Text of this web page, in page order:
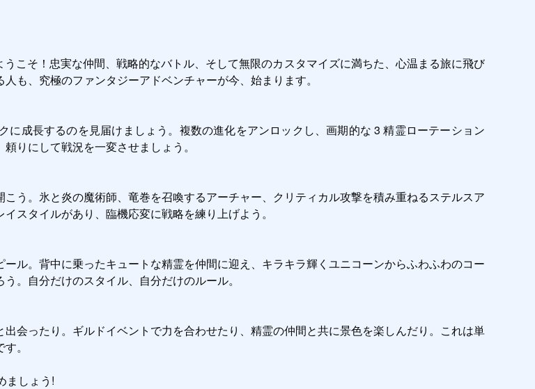
こそ！忠実な仲間、戦略的なバトル、そして無限のカスタマイズに満ちた、心温まる旅に飛び
も、究極のファンタジーアドベンチャーが今、始まります。
成長するのを見届けましょう。複数の進化をアンロックし、画期的な 3 精霊ローテーション
りにして戦況を一変させましょう。
う。氷と炎の魔術師、竜巻を召喚するアーチャー、クリティカル攻撃を積み重ねるステルスア
スタイルがあり、臨機応変に戦略を練り上げよう。
ル。背中に乗ったキュートな精霊を仲間に迎え、キラキラ輝くユニコーンからふわふわのコー
。自分だけのスタイル、自分だけのルール。
会ったり。ギルドイベントで力を合わせたり、精霊の仲間と共に景色を楽しんだり。これは単
。
ましょう!